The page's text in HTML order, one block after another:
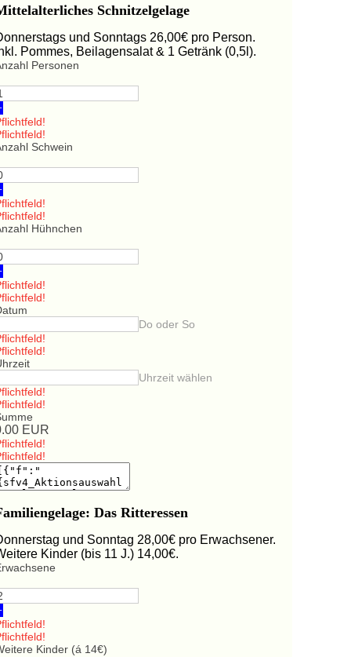
Schnitzelgelage
und Sonntags 26,00€ pro Person.
Pommes, Beilagensalat & 1 Getränk (0,5l).
Personen
Schwein
Hühnchen
Do oder So
Uhrzeit wählen
EUR
Das Ritteressen
und Sonntag 28,00€ pro Erwachsener.
Kinder (bis 11 J.) 14,00€.
Kinder (á 14€)